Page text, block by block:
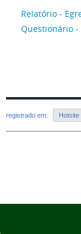
Relatório -
Questionário -
registrado em: Hotsite